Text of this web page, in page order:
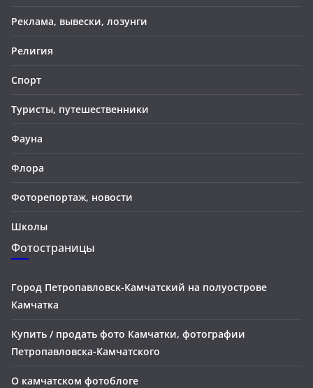
Реклама, вывески, лозунги
Религия
Спорт
Туристы, путешественники
Фауна
Флора
Фоторепортаж, новости
Школы
Фотостраницы
Город Петропавловск-Камчатский на полуострове
Камчатка
Купить / продать фото Камчатки, фотографии
Петропавловска-Камчатского
О камчатском фотоблоге